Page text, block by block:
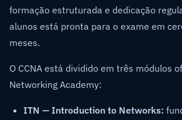
formação estruturada e dedicação
alunos está pronta para o exame em
meses.
O CCNA está dividido em três módulos
Networking Academy:
ITN — Introduction to Networks: